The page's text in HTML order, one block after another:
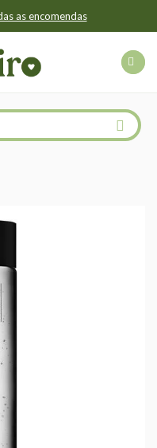
as encomendas